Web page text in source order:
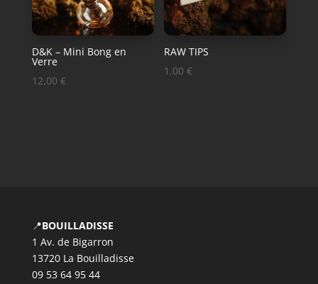
D&K – Mini Bong en
Verre
12,00 €
RAW TIPS
1,00€
📍BOUILLADISSE
1 Av. de Bigarron
13720 La Bouilladisse
09 53 64 95 44